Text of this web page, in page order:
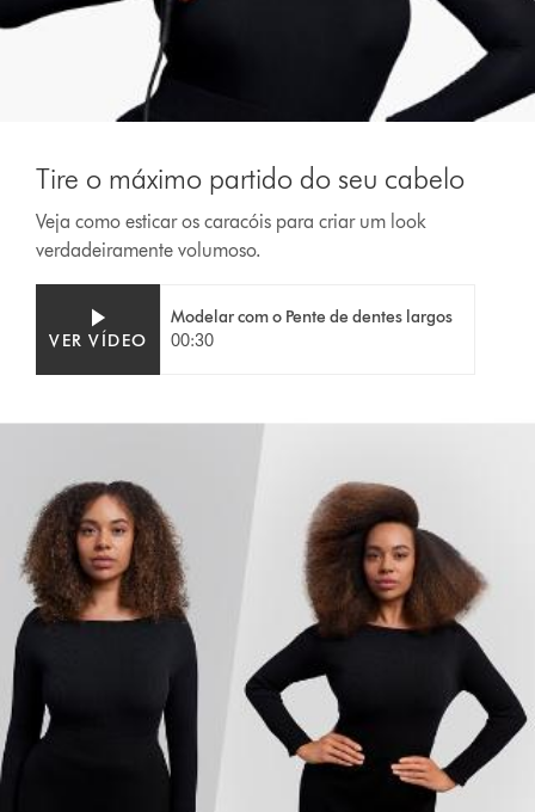
Tire o máximo partido do seu cabelo
Veja como esticar os caracóis para criar um look
verdadeiramente volumoso.
VER VÍDEO
Modelar com o Pente de dentes largos
00:30